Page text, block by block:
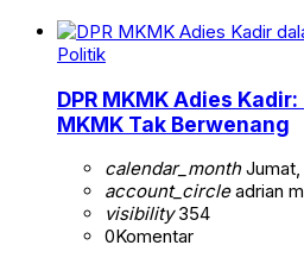
Politik
DPR MKMK Adies
MKMK Tak Berwenang
calendar_monthJumat,
account_circleadrian
visibility354
0Komentar